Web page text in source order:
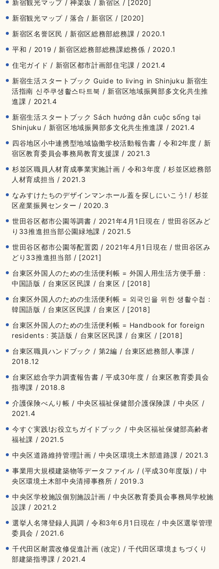
新宿観光マップ / 神楽坂 / 新宿区 / [2020]
新宿観光マップ / 落合 / 新宿区 / [2020]
新宿区名誉区民 / 新宿区総務部総務課 / 2020.1
平和 / 2019 / 新宿区総務部総務課総務係 / 2020.1
住宅ガイド / 新宿区都市計画部住宅課 / 2021.4
新宿生活スタートブック Guide to living in Shinjuku 新宿生
活指南 신주쿠생활스타트북 / 新宿区地域振興部多文化共生推
進課 / 2021.4
新宿生活スタートブック Sách hướng dẫn cuộc sống tại
Shinjuku / 新宿区地域振興部多文化共生推進課 / 2021.4
四谷地区小中連携型地域協働学校活動報告書 / 令和2年度 / 新
宿区教育委員会事務局教育支援課 / 2021.3
杉並区職員人材育成事業実施計画 / 令和3年度 / 杉並区総務部
人材育成担当 / 2021.3
なみすけたちのデザインマンホール蓋を探しにいこう! / 杉並
区産業振興センター / 2020.3
世田谷区都市公園等調書 / 2021年4月1日現在 / 世田谷区みど
り33推進担当部公園緑地課 / 2021.5
世田谷区都市公園等配置図 / 2021年4月1日現在 / 世田谷区み
どり33推進担当部 / [2021]
台東区外国人のための生活便利帳 = 外国人用生活方便手册 :
中国語版 / 台東区区民課 / 台東区 / [2018]
台東区外国人のための生活便利帳 = 외국인을 위한 생활수첩 :
韓国語版 / 台東区区民課 / 台東区 / [2018]
台東区外国人のための生活便利帳 = Handbook for foreign
residents : 英語版 / 台東区区民課 / 台東区 / [2018]
台東区職員ハンドブック / 第2編 / 台東区総務部人事課 /
2018.12
台東区総合学力調査報告書 / 平成30年度 / 台東区教育委員会
指導課 / 2018.8
介護保険べんり帳 / 中央区福祉保健部介護保険課 / 中央区 /
2021.4
今すぐ実践!お役立ちガイドブック / 中央区福祉保健部高齢者
福祉課 / 2021.5
中央区道路維持管理計画 / 中央区環境土木部道路課 / 2021.3
事業用大規模建築物等データファイル / (平成30年度版) / 中
央区環境土木部中央清掃事務所 / 2019.3
中央区学校施設個別施設計画 / 中央区教育委員会事務局学校施
設課 / 2021.2
選挙人名簿登録人員調 / 令和3年6月1日現在 / 中央区選挙管理
委員会 / 2021.6
千代田区耐震改修促進計画 (改定) / 千代田区環境まちづくり
部建築指導課 / 2021.4